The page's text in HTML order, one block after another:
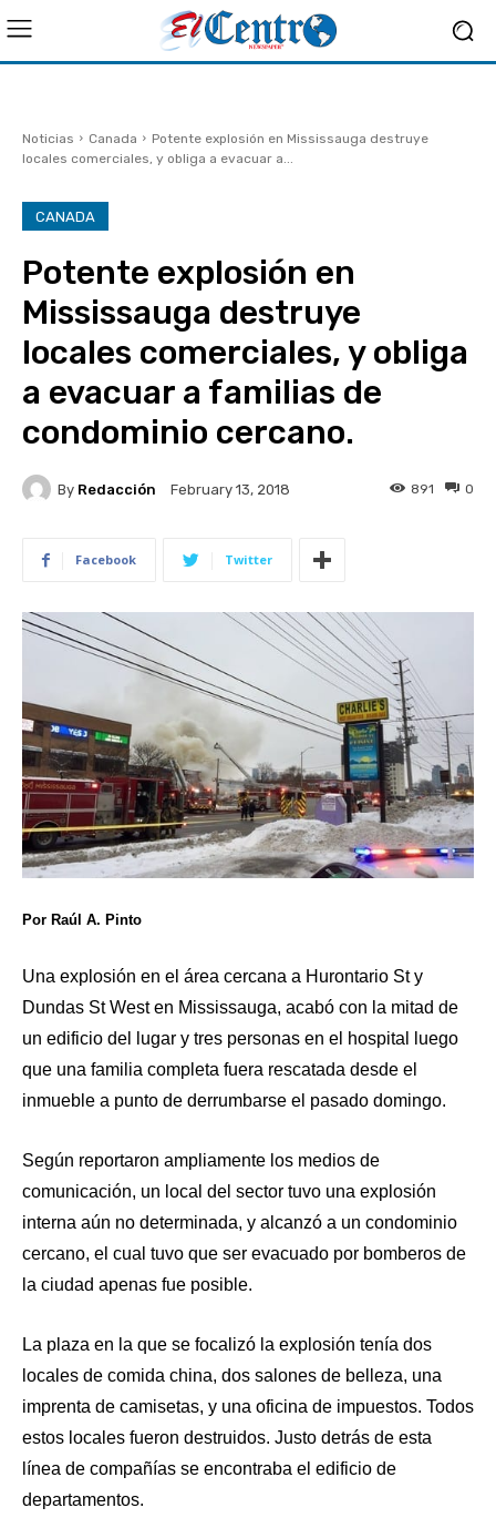
Noticias Canada
Potente explosión en Mississauga destruye
locales comerciales, y obliga a evacuar a...
CANADA
Potente explosión en
Mississauga destruye
locales comerciales, y obliga
a evacuar a familias de
condominio cercano.
By Redacción February 13, 2018 0
891
Facebook Twitter
Por Raúl A. Pinto
Una explosión en el área cercana a Hurontario St y
Dundas St West en Mississauga, acabó con la mitad de
un edificio del lugar y tres personas en el hospital luego
que una familia completa fuera rescatada desde el
inmueble a punto de derrumbarse el pasado domingo.
Según reportaron ampliamente los medios de
comunicación, un local del sector tuvo una explosión
interna aún no determinada, y alcanzó a un condominio
cercano, el cual tuvo que ser evacuado por bomberos de
la ciudad apenas fue posible.
La plaza en la que se focalizó la explosión tenía dos
locales de comida china, dos salones de belleza, una
imprenta de camisetas, y una oficina de impuestos. Todos
estos locales fueron destruidos. Justo detrás de esta
línea de compañías se encontraba el edificio de
departamentos.